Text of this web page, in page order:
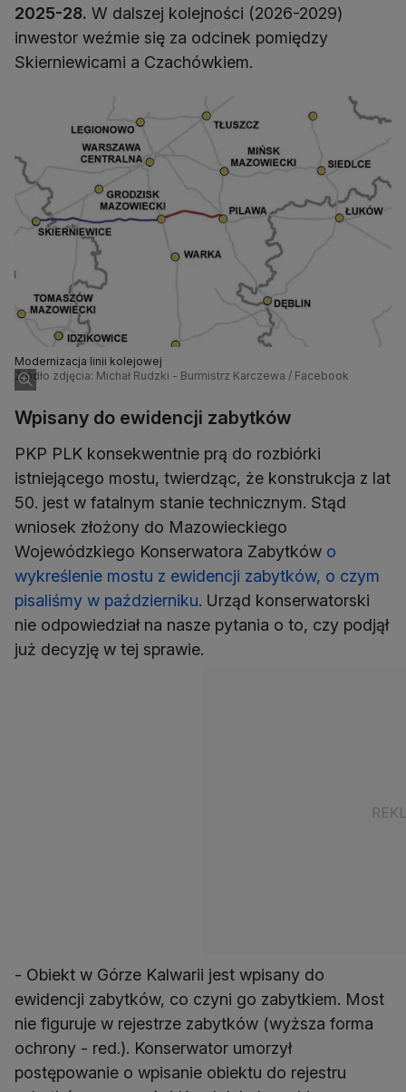
2025-28. W dalszej kolejności (2026-2029)
inwestor weźmie się za odcinek pomiędzy
Skierniewicami a Czachówkiem.
Modernizacja linii kolejowej
Źródło zdjęcia: Michał Rudzki - Burmistrz Karczewa / Facebook
Wpisany do ewidencji zabytków
PKP PLK konsekwentnie prą do rozbiórki
istniejącego mostu, twierdząc, że konstrukcja z lat
50. jest w fatalnym stanie technicznym. Stąd
wniosek złożony do Mazowieckiego
Wojewódzkiego Konserwatora Zabytków o
wykreślenie mostu z ewidencji zabytków, o czym
pisaliśmy w październiku. Urząd konserwatorski
nie odpowiedział na nasze pytania o to, czy podjął
już decyzję w tej sprawie.
- Obiekt w Górze Kalwarii jest wpisany do
ewidencji zabytków, co czyni go zabytkiem. Most
nie figuruje w rejestrze zabytków (wyższa forma
ochrony - red.). Konserwator umorzył
postępowanie o wpisanie obiektu do rejestru